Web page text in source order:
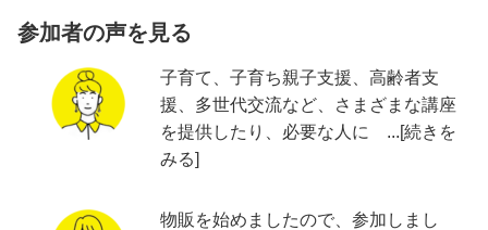
参加者の声を見る
子育て、子育ち親子支援、高齢者支
援、多世代交流など、さまざまな講座
を提供したり、必要な人に ...[続きを
みる]
物販を始めましたので、参加しまし